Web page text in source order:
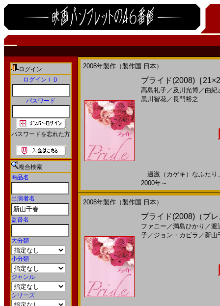
ログイン
ログインＩＤ
パスワード
パスワードを忘れた方
複合検索
商品名
出演者名
監督名
大分類
小分類
ジャンル
シリーズ
2008年製作（製作国 日本）
プライド(2008)［
高島礼子／ 及川光博／ 由紀
黒川智花／長門裕之
過激（カゲキ）なふた
2000年～
2008年製作（製作国 日本）
プライド(2008)（プ
ファニー ／満島ひかり ／渡
子／ ジョン・カビラ ／ 新山